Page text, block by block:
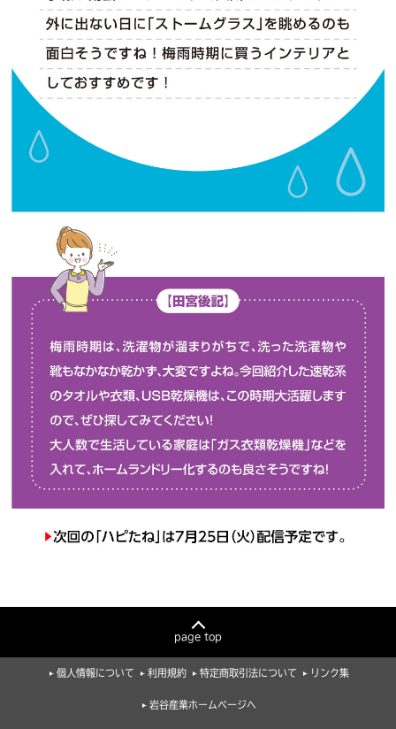
page top
個人情報について 利用規約 特定商取引法について リンク集
岩谷産業ホームページへ